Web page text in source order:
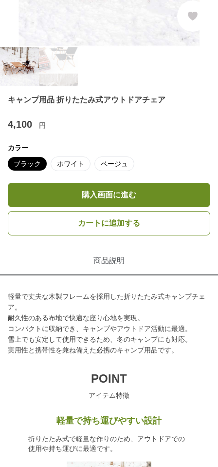
キャンプ用品 折りたたみ式アウトドアチェア
4,100 円
カラー
ブラック ホワイト ベージュ
購入画面に進む
カートに追加する
商品説明
軽量で丈夫な木製フレームを採用した折りたたみ式キャンプチェ
ア。
耐久性のある布地で快適な座り心地を実現。
コンパクトに収納でき、キャンプやアウトドア活動に最適。
雪上でも安定して使用できるため、冬のキャンプにも対応。
実用性と携帯性を兼ね備えた必携のキャンプ用品です。
POINT
アイテム特徴
軽量で持ち運びやすい設計
折りたたみ式で軽量な作りのため、アウトドアでの
使用や持ち運びに最適です。